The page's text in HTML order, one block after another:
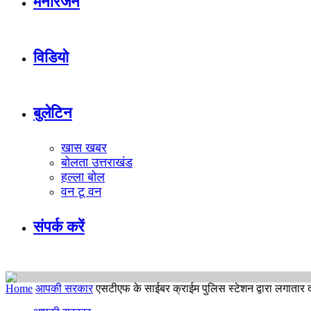
विडियो
बुलेटिन
खास खबर
बोलता उत्तराखंड
हल्ला बोल
वन टू वन
संपर्क करें
Home आपकी सरकार एसटीएफ के साईबर क्राईम पुलिस स्टेशन द्वारा